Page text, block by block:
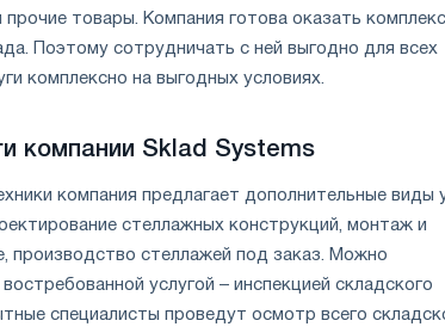
товары. Компания готова оказать
Поэтому сотрудничать с ней выгодно для всех
комплексно на выгодных условиях.
компании Sklad Systems
компания предлагает дополнительные виды
стеллажных конструкций, монтаж и
производство стеллажей под заказ. Можно
услугой – инспекцией складского
специалисты проведут осмотр всего